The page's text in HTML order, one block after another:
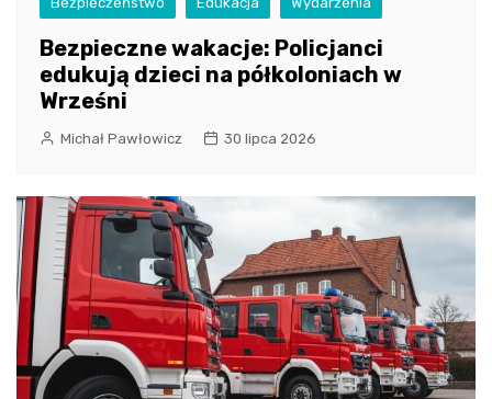
Bezpieczne wakacje: Policjanci
edukują dzieci na półkoloniach w
Wrześni
Michał Pawłowicz 30 lipca 2026